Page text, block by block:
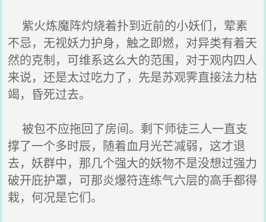
紫火炼魔阵灼烧着扑到近前的小妖们，荤素
不忌，无视妖力护身，触之即燃，对异类有着天
然的克制，可维系这么大的范围，对于观内四人
来说，还是太过吃力了，先是苏观霁直接法力枯
竭，昏死过去。
被包不应拖回了房间。剩下师徒三人一直支
撑了一个多时辰，随着血月光芒减弱，这才退
去，妖群中，那几个强大的妖物不是没想过强力
破开庇护罩，可那炎爆符连练气六层的高手都得
栽，何况是它们。